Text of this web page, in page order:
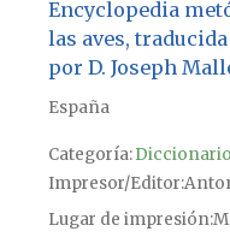
Encyclopedia
las aves,
por D. Joseph
España
Categoría:
Impresor/Editor
Lugar de impresión